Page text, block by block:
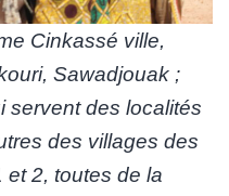
Cinkassé ville,
Sawadjouak ;
servent des localités
des villages des
2, toutes de la